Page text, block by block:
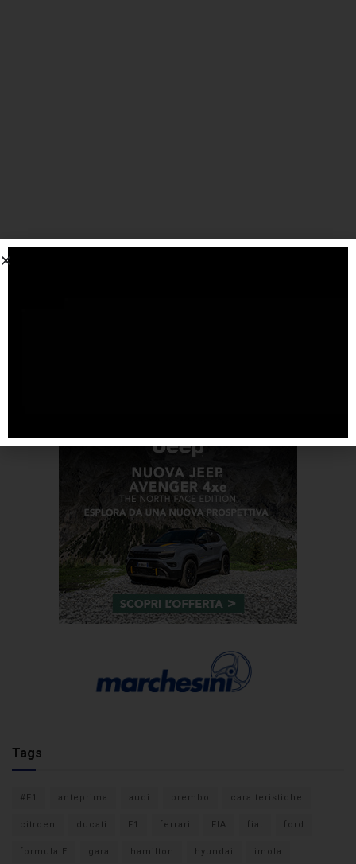
Tags
#F1 anteprima audi brembo caratteristiche
citroen ducati F1 ferrari FIA fiat ford
formula E gara hamilton hyundai imola